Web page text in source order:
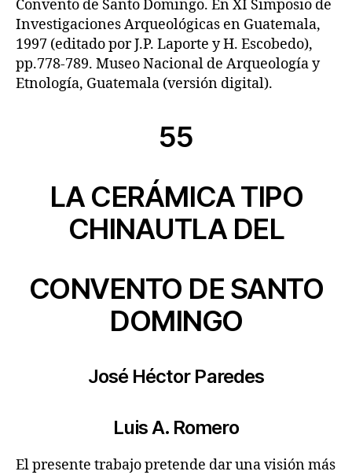
Convento de Santo Domingo. En XI Simposio de
Investigaciones Arqueológicas en Guatemala,
1997 (editado por J.P. Laporte y H. Escobedo),
pp.778-789. Museo Nacional de Arqueología y
Etnología, Guatemala (versión digital).
55
LA CERÁMICA TIPO
CHINAUTLA DEL
CONVENTO DE SANTO
DOMINGO
José Héctor Paredes
Luis A. Romero
El presente trabajo pretende dar una visión más